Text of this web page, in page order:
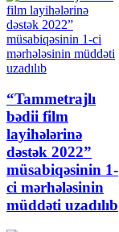
“Tammetrajlı
bədii film
layihələrinə
dəstək 2022”
müsabiqəsinin 1-
ci mərhələsinin
müddəti uzadılıb